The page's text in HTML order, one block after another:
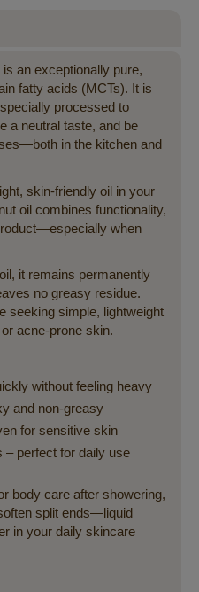
an exceptionally pure,
fatty acids (MCTs). It is
processed to
a neutral taste, and be
in the kitchen and
skin-friendly oil in your
oil combines functionality,
when
it remains permanently
no greasy residue.
seeking simple, lightweight
acne-prone skin.
without feeling heavy
and non-greasy
for sensitive skin
– perfect for daily use
body care after showering,
split ends—liquid
in your daily skincare